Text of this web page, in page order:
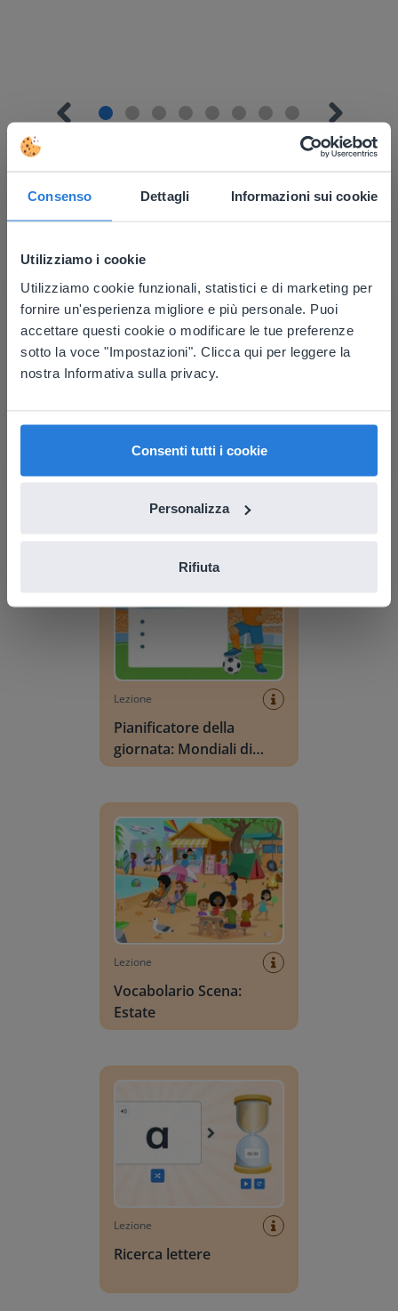
Consenso Dettagli Informazioni sui cookie
Utilizziamo i cookie
Utilizziamo cookie funzionali, statistici e di marketing per
fornire un'esperienza migliore e più personale. Puoi
accettare questi cookie o modificare le tue preferenze
sotto la voce "Impostazioni". Clicca qui per leggere la
nostra Informativa sulla privacy.
Consenti tutti i cookie
Personalizza
Rifiuta
Pianificatore della giornata: Estate
Lezione
Pianificatore della
giornata: Mondiali di
calcio
Lezione
Vocabolario Scena:
Estate
Lezione
Ricerca lettere
This website doesn't match
your location
Based on your location, we think you might
prefer to visit our English website. There you'll
English
Italiano